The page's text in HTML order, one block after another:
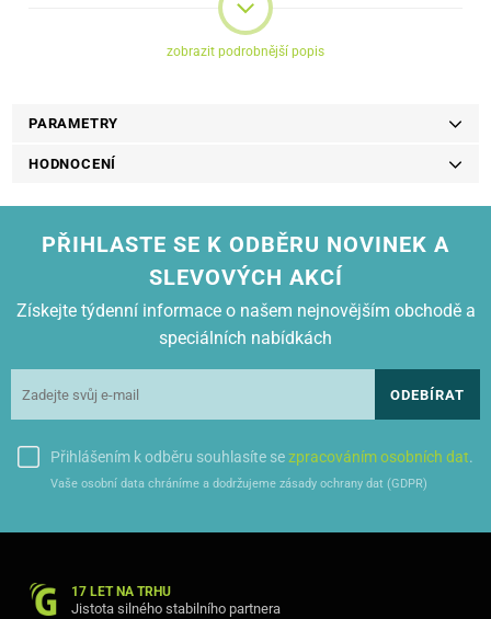
zobrazit podrobnější popis
PARAMETRY
HODNOCENÍ
PŘIHLASTE SE K ODBĚRU NOVINEK A
SLEVOVÝCH AKCÍ
Získejte týdenní informace o našem nejnovějším obchodě a
speciálních nabídkách
ODEBÍRAT
Přihlášením k odběru souhlasíte sezpracováním osobních dat.
Vaše osobní data chráníme a dodržujeme zásady ochrany dat (GDPR)
17 LET NA TRHU
Jistota silného stabilního partnera